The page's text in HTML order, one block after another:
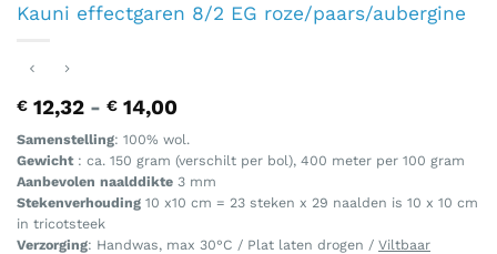
Kauni effectgaren 8/2 EG roze/paars/aubergine
€ 12,32 - € 14,00Prijsklasse:
tot
€ 14,00
Samenstelling: 100% wol.
Gewicht: ca. 150 gram (verschilt per bol), 400 meter per 100 gram
Aanbevolen naalddikte 3 mm
Stekenverhouding 10 x10 cm = 23 steken x 29 naalden is 10 x 10 cm
in tricotsteek
Verzorging: Handwas, max 30°C / Plat laten drogen / Viltbaar